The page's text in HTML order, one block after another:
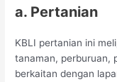
a. Pertanian
KBLI pertanian ini
tanaman, perburuan,
berkaitan dengan